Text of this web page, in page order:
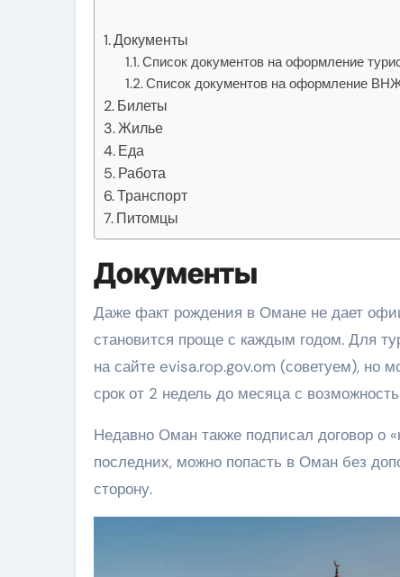
Документы
Список документов на оформление
Список документов на оформление
Билеты
Жилье
Еда
Работа
Транспорт
Питомцы
Документы
Даже факт рождения в Омане не дает
становится проще с каждым годом. Для
на сайте evisa.rop.gov.om (советуем), но
срок от 2 недель до месяца с
Недавно Оман также подписал договор
последних, можно попасть в Оман без
сторону.